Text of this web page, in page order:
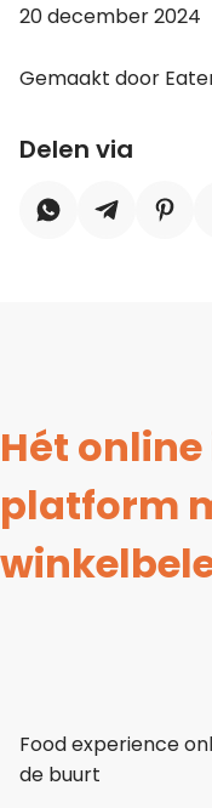
20 december 2024
Gemaakt door
Delen via
Hét
platform
Food experience
de buurt